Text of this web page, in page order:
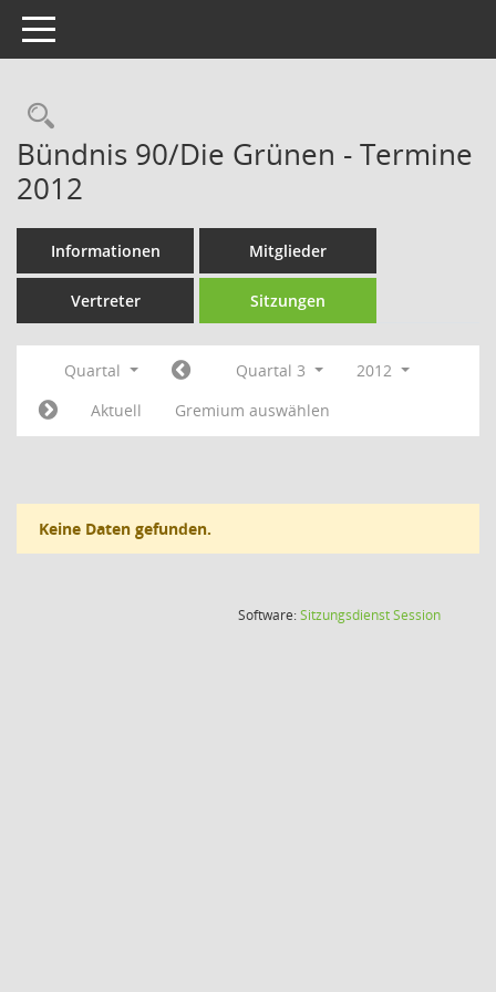
Toggle navigation
Rechercheauswahl
Bündnis 90/Die Grünen - Termine
2012
Informationen Mitglieder
Vertreter Sitzungen
Quartal Quartal 3
2012
Aktuell
Gremium auswählen
Keine Daten gefunden.
Software:SitzungsdienstSession(Wird in